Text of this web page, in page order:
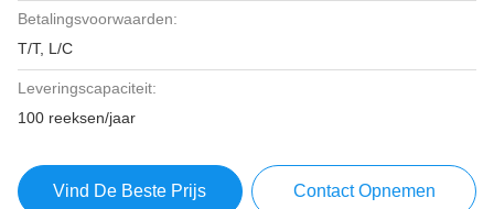
Betalingsvoorwaarden:
T/T, L/C
Leveringscapaciteit:
100 reeksen/jaar
Vind De Beste Prijs Contact Opnemen